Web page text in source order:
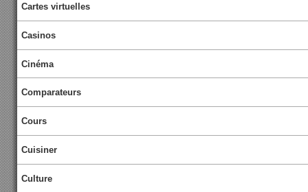
Cartes virtuelles
Casinos
Cinéma
Comparateurs
Cours
Cuisiner
Culture